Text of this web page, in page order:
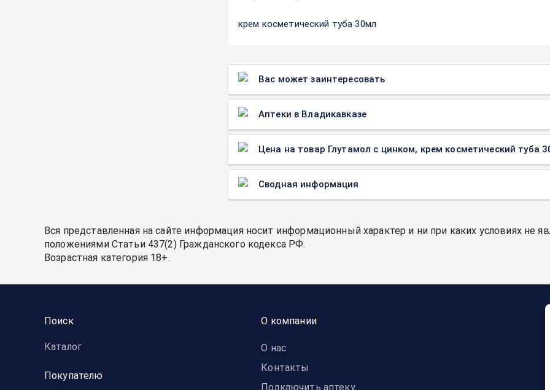
крем косметический туба 30мл
Вас может заинтересовать
Аптеки в Владикавказе
Цена на товар Глутамол с цинком, крем косметический туба
Сводная информация
Вся представленная на сайте информация носит информационный характер и ни при каких условиях не
положениями Статьи 437(2) Гражданского кодекса РФ.
Возрастная категория 18+.
Поиск
Каталог
Покупателю
О компании
О нас
Контакты
Подключить аптеку